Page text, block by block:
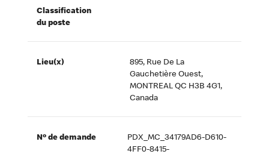
Classification
du poste
Lieu(x)
895, Rue De La
Gauchetière Ouest,
MONTREAL QC H3B 4G1,
Canada
Nº de demande
PDX_MC_34179AD6-D610-
4FF0-8415-